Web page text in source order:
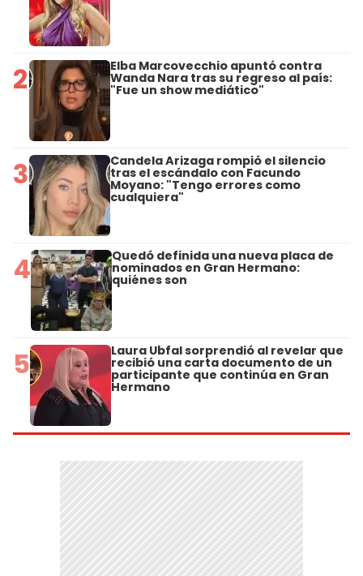
2 Elba Marcovecchio apuntó contra
Wanda Nara tras su regreso al país:
"Fue un show mediático"
3 Candela Arizaga rompió el silencio
tras el escándalo con Facundo
Moyano: "Tengo errores como
cualquiera"
4 Quedó definida una nueva placa de
nominados en Gran Hermano:
quiénes son
5 Laura Ubfal sorprendió al revelar que
recibió una carta documento de un
participante que continúa en Gran
Hermano